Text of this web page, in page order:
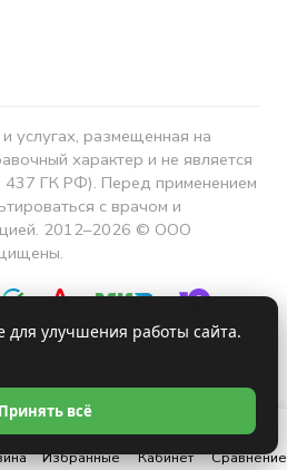
услугах, размещенная на
характер и не является
437 ГК РФ). Перед применением
с врачом и
2012–2026 © ООО
Избранные Кабинет Сравнение
для улучшения работы сайта.
Принять всё